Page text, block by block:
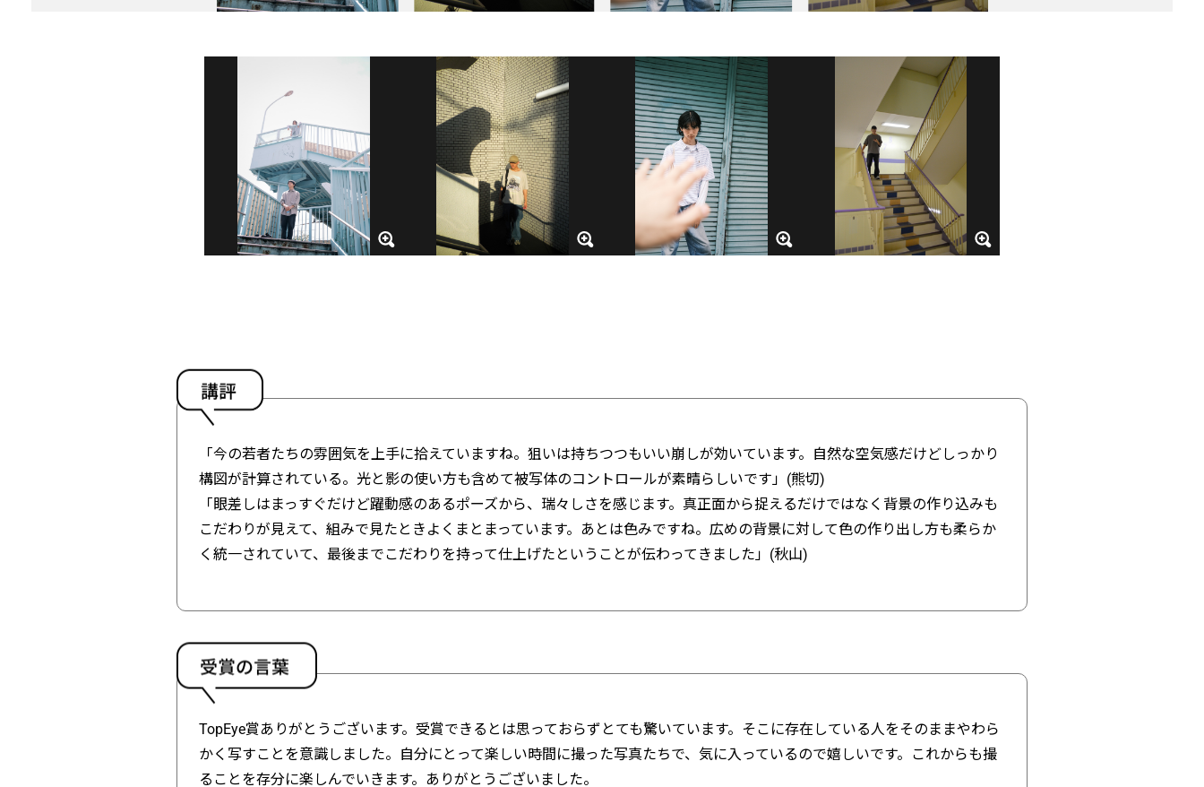
「今の若者たちの雰囲気を上手に拾えていますね。狙いは持ちつつもいい崩しが効いています。自然な空気感だけどしっかり
構図が計算されている。光と影の使い方も含めて被写体のコントロールが素晴らしいです」(熊切)
「眼差しはまっすぐだけど躍動感のあるポーズから、瑞々しさを感じます。真正面から捉えるだけではなく背景の作り込みも
こだわりが見えて、組みで見たときよくまとまっています。あとは色みですね。広めの背景に対して色の作り出し方も柔らか
く統一されていて、最後までこだわりを持って仕上げたということが伝わってきました」(秋山)
TopEye賞ありがとうございます。受賞できるとは思っておらずとても驚いています。そこに存在している人をそのままやわら
かく写すことを意識しました。自分にとって楽しい時間に撮った写真たちで、気に入っているので嬉しいです。これからも撮
ることを存分に楽しんでいきます。ありがとうございました。